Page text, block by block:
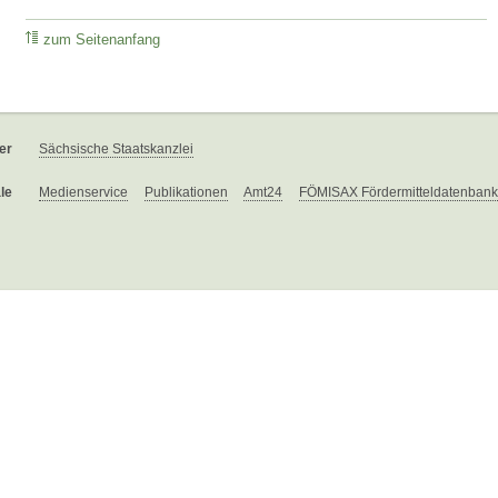
zum Seitenanfang
Sächsische Staatskanzlei
Medienservice Publikationen Amt24 FÖMISAX Fördermitteldatenbank